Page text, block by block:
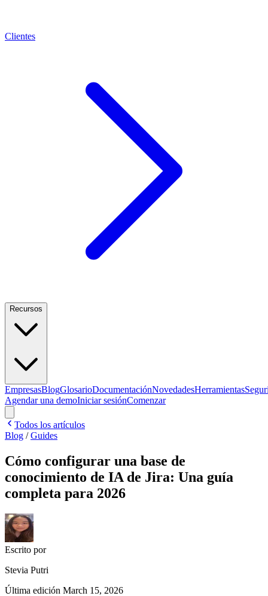
Clientes
Recursos
EmpresasBlogGlosarioDocumentaciónNovedadesHerramientas
Agendar una demoIniciar sesiónComenzar
Todos los artículos
Blog /Guides
Cómo configurar una base de
conocimiento de IA de Jira: Una guía
completa para 2026
Escrito por
Stevia Putri
Última edición March 15, 2026